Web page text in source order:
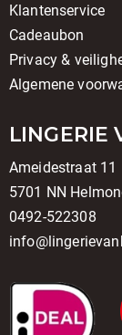
Klantenservice
Cadeaubon
Privacy &
Algemene
LINGERIE
Ameidestraat 11
5701 NN
0492-522308